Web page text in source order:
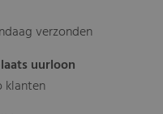
verzonden
uurloon
klanten